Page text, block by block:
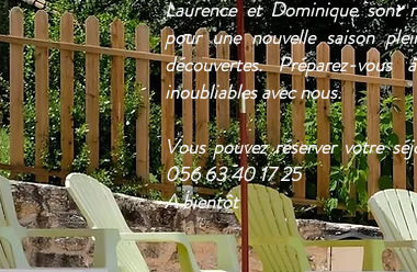
Laurence et Dominique sont
pour une nouvelle saison
découvertes. Préparez-
inoubliables avec nous.
Vous pouvez réserver votre
056 63 40 17 25
A bientôt